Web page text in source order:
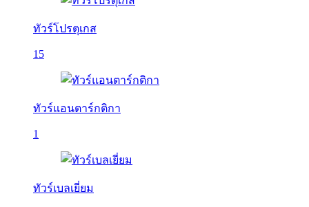
ทัวร์โปรตุเกส
15
ทัวร์แอนตาร์กติกา
1
ทัวร์เบลเยี่ยม